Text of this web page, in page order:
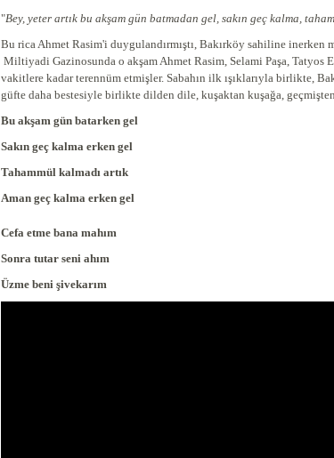
"Bey, yeter artık bu akşam gün batmadan gel, sakın geç kalma,
Bu rica Ahmet Rasim'i duygulandırmıştı, Bakırköy sahiline inerken
Miltiyadi Gazinosunda o akşam Ahmet Rasim, Selami Paşa, Tatyos
vakitlere kadar terennüm etmişler. Sabahın ilk ışıklarıyla birlikte,
güfte daha bestesiyle birlikte dilden dile, kuşaktan kuşağa,
Bu akşam gün batarken gel
Sakın geç kalma erken gel
Tahammül kalmadı artık
Aman geç kalma erken gel
Cefa etme bana mahım
Sonra tutar seni ahım
Üzme beni şivekarım